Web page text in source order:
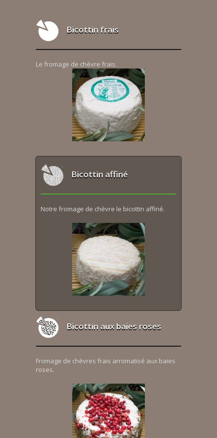
Bicottin frais
Le fromage de chèvre frais.
Bicottin affiné
Notre fromage de chèvre le bicottin affiné.
Bicottin aux baies roses
Fromage de chèvres frais arromatisé aux baies
roses.